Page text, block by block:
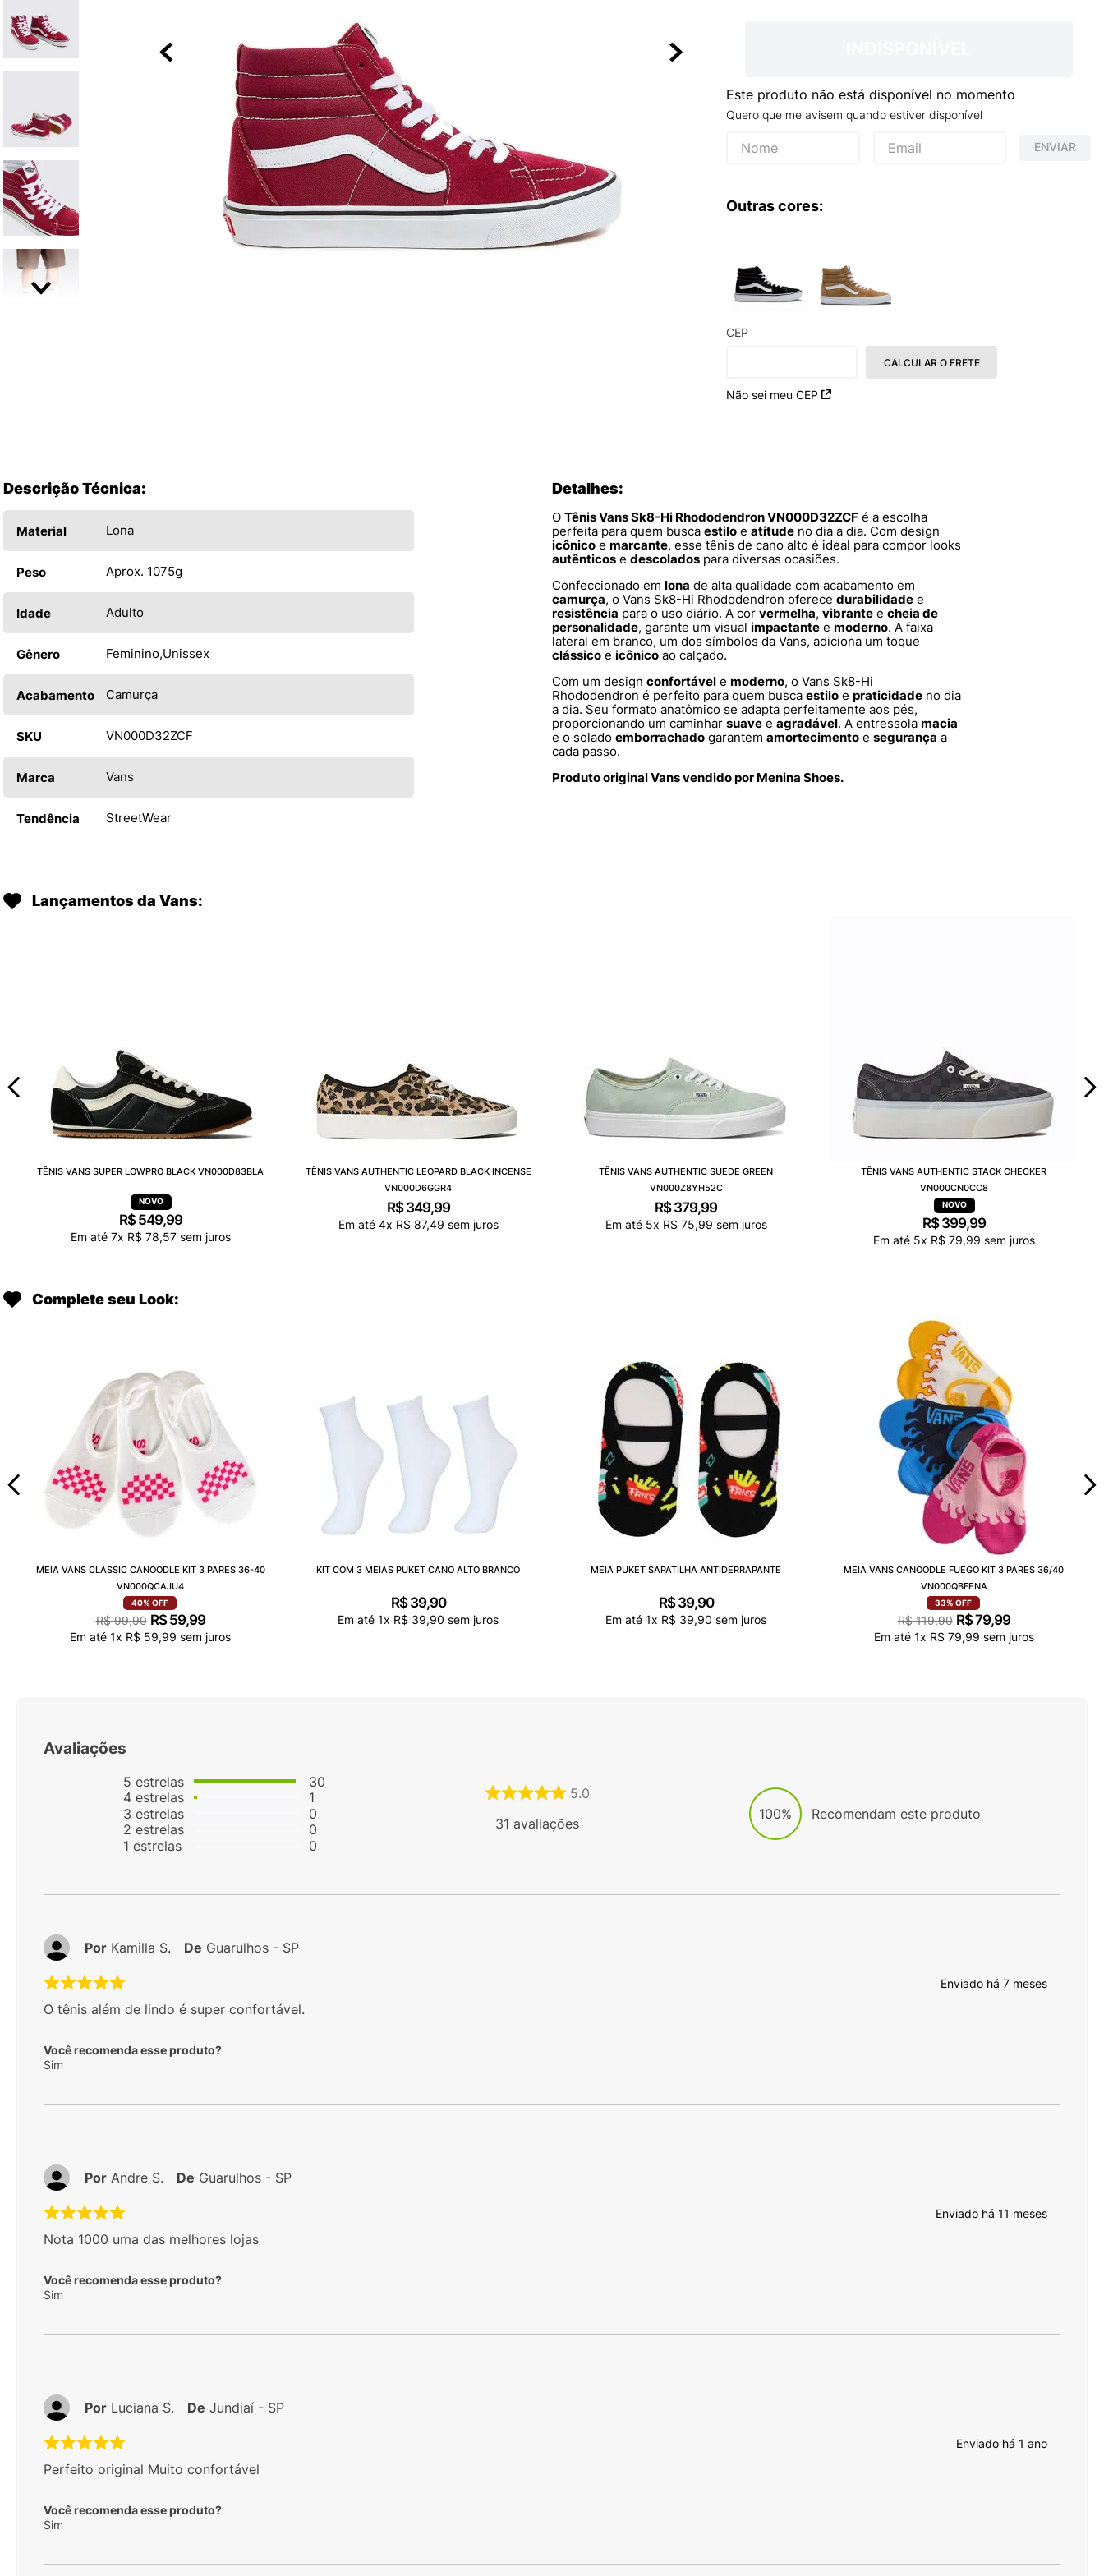
Este produto não está disponível no momento
Quero que me avisem quando estiver disponível
ENVIAR
Outras cores:
CEP
Não sei meu CEP
CALCULAR O FRETE
Descrição Técnica:
Material Lona
Peso Aprox. 1075g
Idade Adulto
Gênero Feminino Unissex
Acabamento Camurça
SKU VN000D32ZCF
Marca Vans
Tendência StreetWear
Detalhes:
O Tênis Vans Sk8-Hi Rhododendron VN000D32ZCF é a escolha
perfeita para quem busca estilo e atitude no dia a dia. Com design
icônico e marcante, esse tênis de cano alto é ideal para compor looks
autênticos e descolados para diversas ocasiões.
Confeccionado em lona de alta qualidade com acabamento em
camurça, o Vans Sk8-Hi Rhododendron oferece durabilidade e
resistência para o uso diário. A cor vermelha, vibrante e cheia de
personalidade, garante um visual impactante e moderno. A faixa
lateral em branco, um dos símbolos da Vans, adiciona um toque
clássico e icônico ao calçado.
Com um design confortável e moderno, o Vans Sk8-Hi
Rhododendron é perfeito para quem busca estilo e praticidade no dia
a dia. Seu formato anatômico se adapta perfeitamente aos pés,
proporcionando um caminhar suave e agradável. A entressola macia
e o solado emborrachado garantem amortecimento e segurança a
cada passo.
Produto original Vans vendido por Menina Shoes.
Lançamentos da Vans:
TÊNIS VANS SUPER LOWPRO BLACK VN000D83BLA
R$ 549,99
Em até 7x R$ 78,57sem juros
TÊNIS VANS AUTHENTIC LEOPARD BLACK INCENSE
VN000D6GGR4
R$ 349,99
Em até 4x R$ 87,49 sem juros
TÊNIS VANS AUTHENTIC SUEDE GREEN
VN000Z8YH52C
R$ 379,99
Em até 5x R$ 75,99 sem juros
TÊNIS VANS AUTHENTIC STACK CHECKER
VN000CN0CC8
R$ 399,99
Em até 5x R$ 79,99 sem juros
Complete seu Look:
MEIA VANS CLASSIC CANOODLE KIT 3 PARES 36-40
VN000QCAJU4
40% OFF
R$ 99,90 R$ 59,99
Em até 1x R$ 59,99 sem juros
KIT COM 3 MEIAS PUKET CANO ALTO BRANCO
R$ 39,90
Em até 1x R$ 39,90 sem juros
MEIA PUKET SAPATILHA ANTIDERRAPANTE
R$ 39,90
Em até 1x R$ 39,90 sem juros
MEIA VANS CANOODLE FUEGO KIT 3 PARES 36/40
VN000QBFENA
33% OFF
R$ 119,90 R$79,99
Em até 1x R$ 79,99 sem juros
Avaliações
5 estrelas
4 estrelas
3 estrelas
2 estrelas
1 estrelas
30
1
0
0
0
5.0
31 avaliações
100% Recomendam este produto
Enviado há 7 meses
O tênis além de lindo é super confortável.
Você recomenda esse produto?
Sim
Por Kamilla S. De Guarulhos - SP
Enviado há 11 meses
Nota 1000 uma das melhores lojas
Você recomenda esse produto?
Sim
Por Andre S. De Guarulhos - SP
Enviado há 1 ano
Perfeito original Muito confortável
Você recomenda esse produto?
Sim
Por Luciana S. De Jundiaí - SP